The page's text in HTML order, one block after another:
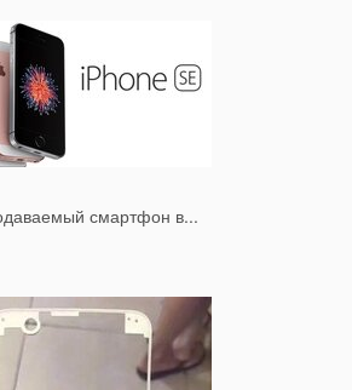
смартфон в...